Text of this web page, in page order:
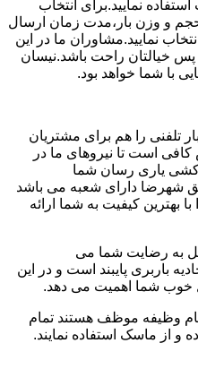
نمایید.برای انتخاب
و وزن بار،مدت زمان ارسال
نمایید.مشاوران ما در این
پس خیالتان راحت باشد.نیسان
با شما خواهد بود.
تلفنی را هم برای مشتریان
است تا نیروهای ما در
یاری رسان شما
شهرضا دارای شعبه می باشد
بهترین کیفیت به شما ارائه
به رضایت شما می
باربری پایبند است و در این
خوب شما اهمیت می دهد.
وظیفه موظف هستند تمام
و از ماسک استفاده نمایند.